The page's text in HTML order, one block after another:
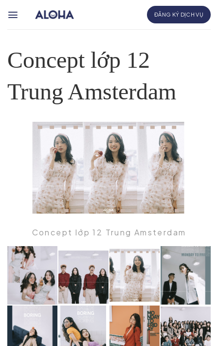
qua
dung
ĐĂNG KÝ DỊCH VỤ
Concept lớp 12
Trung Amsterdam
Concept lớp 12 Trung Amsterdam